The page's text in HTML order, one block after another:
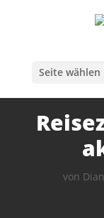
Seite wählen
von